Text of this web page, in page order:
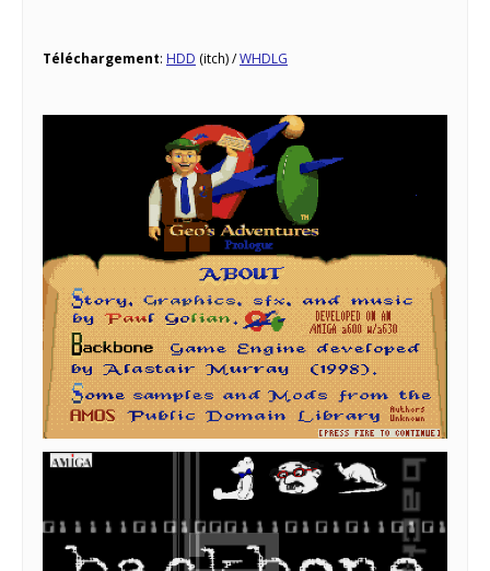
Téléchargement: HDD (itch) /WHDLG